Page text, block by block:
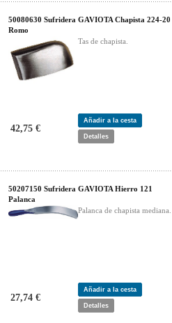
50080630 Sufridera GAVIOTA Chapista 224-20
Romo
Tas de chapista.
42,75 €
Añadir a la cesta
Detalles
50207150 Sufridera GAVIOTA Hierro 121
Palanca
Palanca de chapista mediana.
27,74 €
Añadir a la cesta
Detalles